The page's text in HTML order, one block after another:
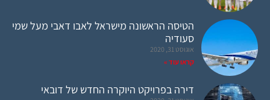
הטיסה הראשונה מישראל לאבו דאבי מעל שמי
סעודיה
אוגוסט 31, 2020
קראו עוד »
דירה בפרויקט היוקרה החדש של דובאי